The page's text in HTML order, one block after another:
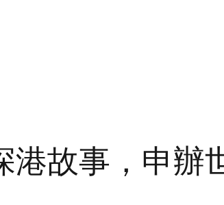
港故事，申辦